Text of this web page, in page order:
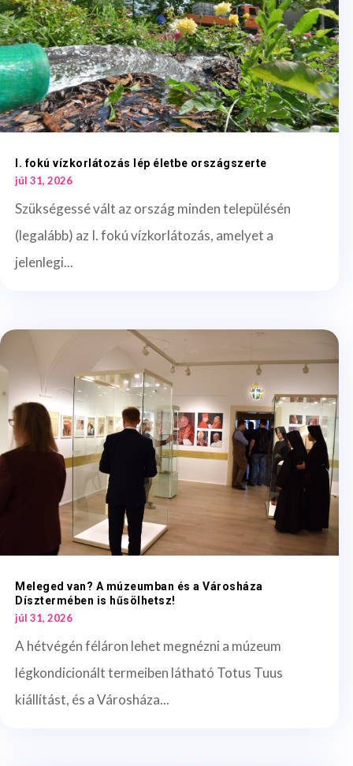
I. fokú vízkorlátozás lép életbe országszerte
júl 31, 2026
Szükségessé vált az ország minden településén
(legalább) az I. fokú vízkorlátozás, amelyet a
jelenlegi...
Meleged van? A múzeumban és a Városháza
Dísztermében is hűsölhetsz!
júl 31, 2026
A hétvégén féláron lehet megnézni a múzeum
légkondicionált termeiben látható Totus Tuus
kiállítást, és a Városháza...